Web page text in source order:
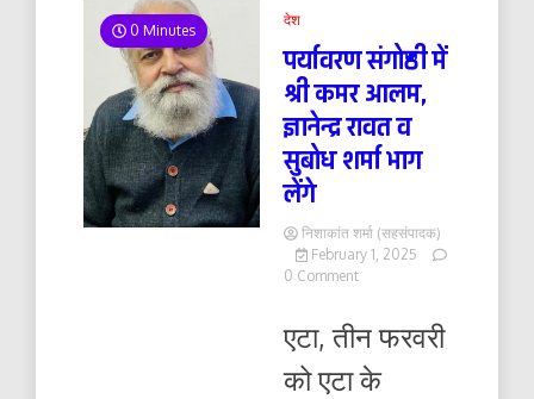
0 Minutes
देश
पर्यावरण संगोष्ठी में
श्री कमर आलम,
ज्ञानेन्द्र रावत व
सुबोध शर्मा भाग
लेंगे
निशाकांत शर्मा (सहसंपादक)
February 1, 2025
0 Commenton
में
श्री
कमर
एटा, तीन फरवरी
को एटा के